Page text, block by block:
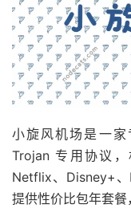
小旋风机场是一家
Trojan 专用协议
Netflix、Disney+
提供性价比包年套餐